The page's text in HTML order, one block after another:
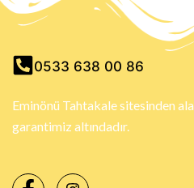
0533 638 00 86
Eminönü Tahtakale sitesinden
garantimiz altındadır.